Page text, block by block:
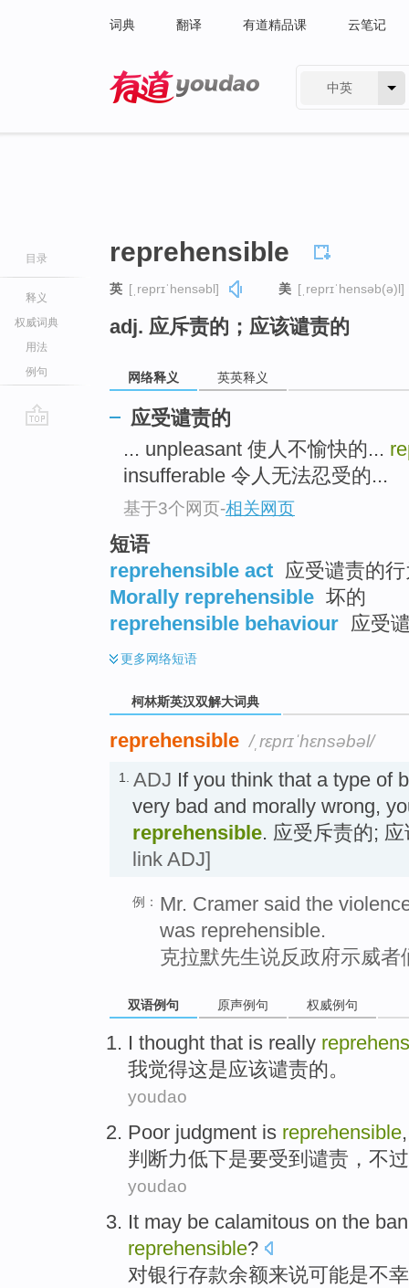
词典 翻译 有道精品课 云笔记
中英
目录
释义
权威词典
用法
例句
reprehensible
英 [ˌreprɪˈhensəbl] 美 [ˌreprɪˈhensəb(ə)l]
adj. 应斥责的；应该谴责的
网络释义 英英释义
应受谴责的
... unpleasant 使人不愉快的...
insufferable 令人无法忍受的...
基于3个网页-相关网页
短语
reprehensible act 应受谴责的
Morally reprehensible 坏的
reprehensible behaviour 应受
更多网络短语
柯林斯英汉双解大词典
reprehensible /ˌrɛprɪˈhɛnsəbəl/
1. ADJ If you think that a type of
very bad and morally wrong,
reprehensible. 应受斥责的;
link ADJ]
例： Mr. Cramer said the
was reprehensible.
克拉默先生说反政府示威
双语例句 原声例句 权威例句
I thought that is really
我觉得这是应该谴责的。
youdao
Poor judgment is reprehensible
判断力低下是要受到 谴责 ， 不过
youdao
It may be calamitous on the
reprehensible?
对银行存款余额来说可能是不幸